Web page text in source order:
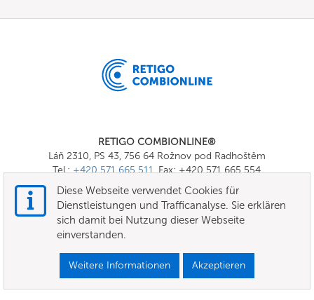
RETIGO COMBIONLINE®
Láň 2310, PS 43, 756 64 Rožnov pod Radhoštěm
Tel.:+420 571 665 511, Fax: +420 571 665 554
E-mail:
info@combionline.com
Nutzungsbedingungen
Diese Webseite verwendet Cookies für
Dienstleistungen und Trafficanalyse. Sie erklären
sich damit bei Nutzung dieser Webseite
einverstanden.
Weitere Informationen Akzeptieren